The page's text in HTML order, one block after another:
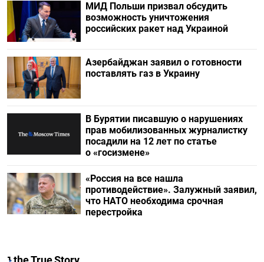
МИД Польши призвал обсудить
возможность уничтожения
российских ракет над Украиной
Азербайджан заявил о готовности
поставлять газ в Украину
В Бурятии писавшую о нарушениях
прав мобилизованных журналистку
посадили на 12 лет по статье
о «госизмене»
«Россия на все нашла
противодействие». Залужный заявил,
что НАТО необходима срочная
перестройка